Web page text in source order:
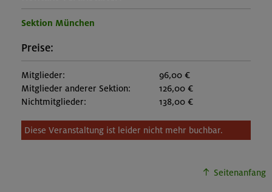
Sektion München
Preise:
Mitglieder:
96,00 €
Mitglieder anderer Sektion:
126,00 €
Nichtmitglieder:
138,00 €
Diese Veranstaltung ist leider nicht mehr buchbar.
Seitenanfang